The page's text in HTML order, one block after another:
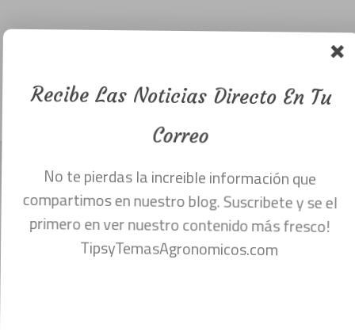
Agrícola con
diferentes.
Recibe Las Noticias Directo En Tu
Correo
No te pierdas la increible información que
compartimos en nuestro blog. Suscribete y se el
primero en ver nuestro contenido más fresco!
TipsyTemasAgronomicos.com